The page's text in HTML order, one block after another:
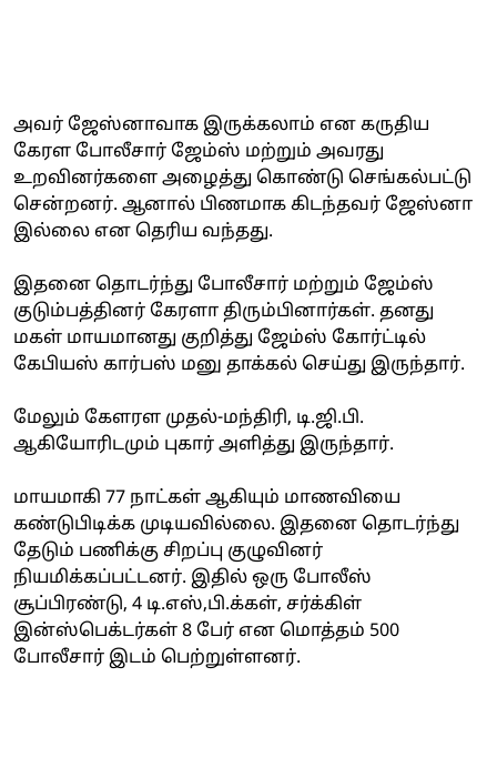
அவர் ஜேஸ்னாவாக இருக்கலாம் என கருதிய
கேரள போலீசார் ஜேம்ஸ் மற்றும் அவரது
உறவினர்களை அழைத்து கொண்டு செங்கல்பட்டு
சென்றனர். ஆனால் பிணமாக கிடந்தவர் ஜேஸ்னா
இல்லை என தெரிய வந்தது.
இதனை தொடர்ந்து போலீசார் மற்றும் ஜேம்ஸ்
குடும்பத்தினர் கேரளா திரும்பினார்கள். தனது
மகள் மாயமானது குறித்து ஜேம்ஸ் கோர்ட்டில்
கேபியஸ் கார்பஸ் மனு தாக்கல் செய்து இருந்தார்.
மேலும் கேளரள முதல்-மந்திரி, டி.ஜி.பி.
ஆகியோரிடமும் புகார் அளித்து இருந்தார்.
மாயமாகி 77 நாட்கள் ஆகியும் மாணவியை
கண்டுபிடிக்க முடியவில்லை. இதனை தொடர்ந்து
தேடும் பணிக்கு சிறப்பு குழுவினர்
நியமிக்கப்பட்டனர். இதில் ஒரு போலீஸ்
சூப்பிரண்டு, 4 டி.எஸ்,பி.க்கள், சர்க்கிள்
இன்ஸ்பெக்டர்கள் 8 பேர் என மொத்தம் 500
போலீசார் இடம் பெற்றுள்ளனர்.